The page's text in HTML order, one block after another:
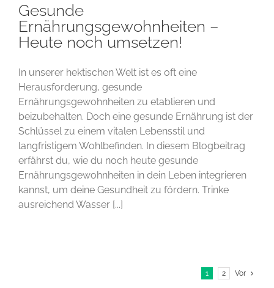
Gesunde
Ernährungsgewohnheiten –
Heute noch umsetzen!
In unserer hektischen Welt ist es oft eine
Herausforderung, gesunde
Ernährungsgewohnheiten zu etablieren und
beizubehalten. Doch eine gesunde Ernährung ist der
Schlüssel zu einem vitalen Lebensstil und
langfristigem Wohlbefinden. In diesem Blogbeitrag
erfährst du, wie du noch heute gesunde
Ernährungsgewohnheiten in dein Leben integrieren
kannst, um deine Gesundheit zu fördern. Trinke
ausreichend Wasser [...]
1 2 Vor